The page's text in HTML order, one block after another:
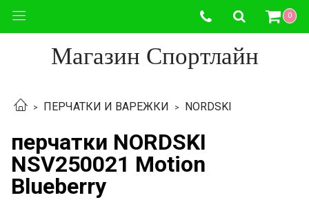
0
Магазин Спортлайн
ПЕРЧАТКИ И ВАРЕЖКИ NORDSKI
перчатки NORDSKI
NSV250021 Motion
Blueberry